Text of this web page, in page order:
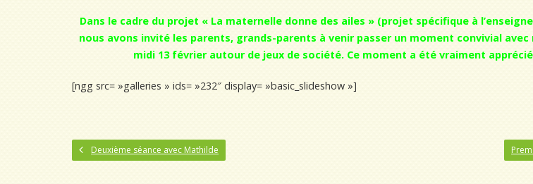
Dans le cadre du projet « La maternelle donne des ailes » (projet spécifique à
nous avons invité les parents, grands-parents à venir passer un moment convivial avec
midi 13 février autour de jeux de société. Ce moment a été vraiment
[ngg src= »galleries » ids= »232″ display= »basic_slideshow »]
Deuxième séance avec Mathilde